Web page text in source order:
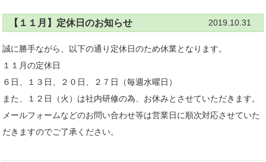
【１１月】定休日のお知らせ 2019.10.31
誠に勝手ながら、以下の通り定休日のため休業となります。
１１月の定休日
６日、１３日、２０日、２７日（毎週水曜日）
また、１２日（火）は社内研修の為、お休みとさせていただきます。
メールフォームなどのお問い合わせ等は営業日に順次対応させていた
だきますのでご了承ください。